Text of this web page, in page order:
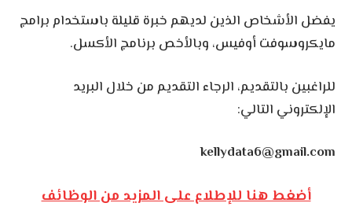
يفضل الأشخاص الذين لديهم خبرة قليلة باستخدام برامج
مايكروسوفت أوفيس، وبالأخص برنامج الأكسل.
للراغبين بالتقديم، الرجاء التقديم من خلال البريد
الإلكتروني التالي:
kellydata6@gmail.com
أضغط هنا للإطلاع على المزيد من الوظائف